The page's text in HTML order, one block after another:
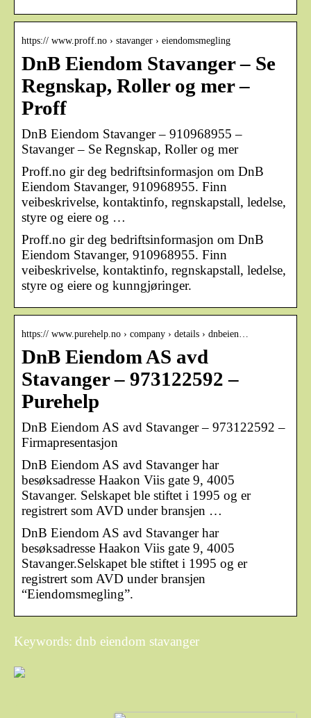
https:// www.proff.no › stavanger › eiendomsmegling
DnB Eiendom Stavanger – Se
Regnskap, Roller og mer –
Proff
DnB Eiendom Stavanger – 910968955 –
Stavanger – Se Regnskap, Roller og mer
Proff.no gir deg bedriftsinformasjon om DnB
Eiendom Stavanger, 910968955. Finn
veibeskrivelse, kontaktinfo, regnskapstall, ledelse,
styre og eiere og …
Proff.no gir deg bedriftsinformasjon om DnB
Eiendom Stavanger, 910968955. Finn
veibeskrivelse, kontaktinfo, regnskapstall, ledelse,
styre og eiere og kunngjøringer.
https:// www.purehelp.no › company › details › dnbeien…
DnB Eiendom AS avd
Stavanger – 973122592 –
Purehelp
DnB Eiendom AS avd Stavanger – 973122592 –
Firmapresentasjon
DnB Eiendom AS avd Stavanger har
besøksadresse Haakon Viis gate 9, 4005
Stavanger. Selskapet ble stiftet i 1995 og er
registrert som AVD under bransjen …
DnB Eiendom AS avd Stavanger har
besøksadresse Haakon Viis gate 9, 4005
Stavanger.Selskapet ble stiftet i 1995 og er
registrert som AVD under bransjen
“Eiendomsmegling”.
Keywords: dnb eiendom stavanger